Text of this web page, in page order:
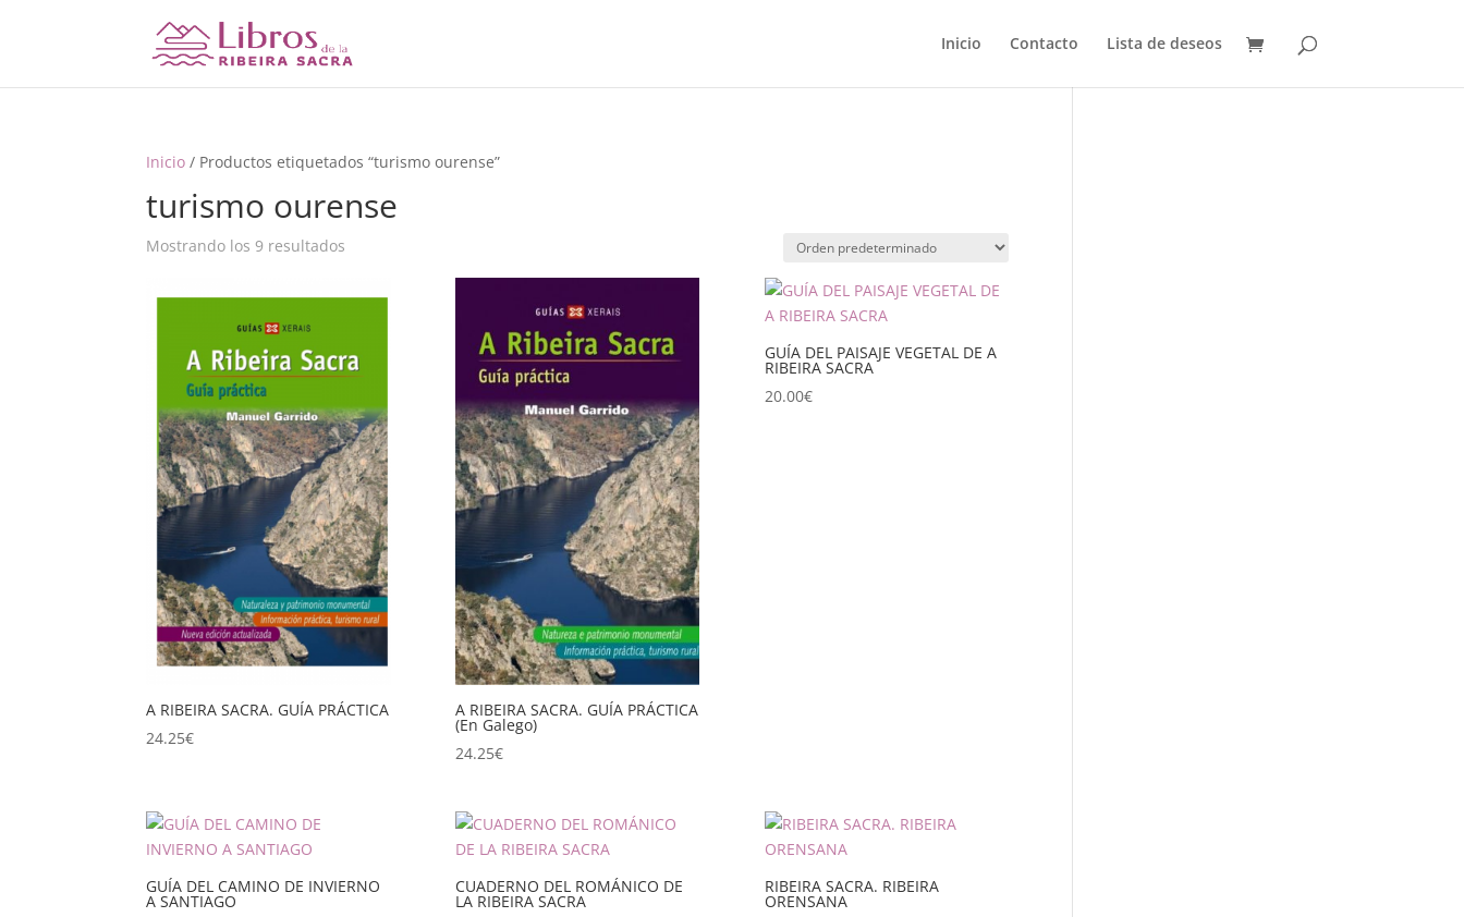
Inicio Contacto Lista de deseos
Inicio / Productos etiquetados “turismo ourense”
turismo ourense
Mostrando los 9 resultados
A RIBEIRA SACRA. GUÍA PRÁCTICA
24.25€
A RIBEIRA SACRA. GUÍA PRÁCTICA
(En Galego)
24.25€
GUÍA DEL PAISAJE VEGETAL DE A
RIBEIRA SACRA
20.00€
GUÍA DEL CAMINO DE INVIERNO
A SANTIAGO
CUADERNO DEL ROMÁNICO DE
LA RIBEIRA SACRA
RIBEIRA SACRA. RIBEIRA
ORENSANA